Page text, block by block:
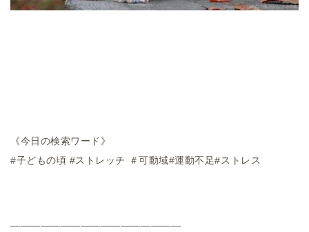
《今日の検索ワード》
#子どもの頃 #ストレッチ ＃可動域#運動不足#ストレス
―――――――――――――――――